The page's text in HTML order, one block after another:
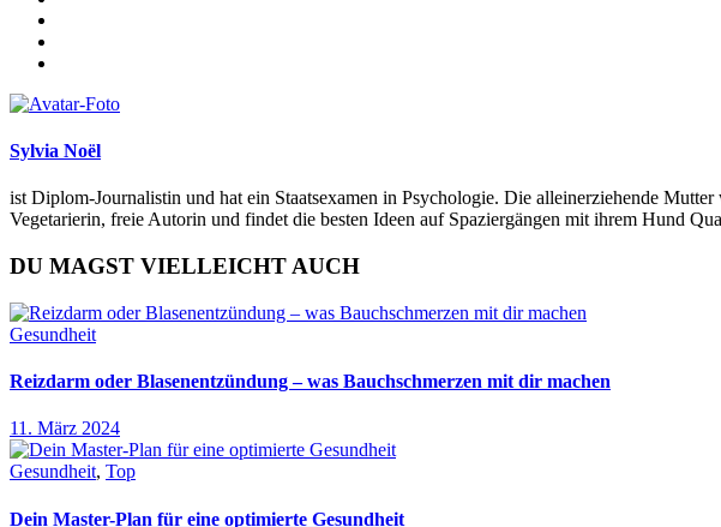
Sylvia Noël
ist Diplom-Journalistin und hat ein Staatsexamen in Psychologie. Die alleinerziehende
Vegetarierin, freie Autorin und findet die besten Ideen auf Spaziergängen mit ihrem Hund
DU MAGST VIELLEICHT AUCH
Gesundheit
Reizdarm oder Blasenentzündung – was Bauchschmerzen mit dir machen
11. März 2024
Gesundheit, Top
Dein Master-Plan für eine optimierte Gesundheit